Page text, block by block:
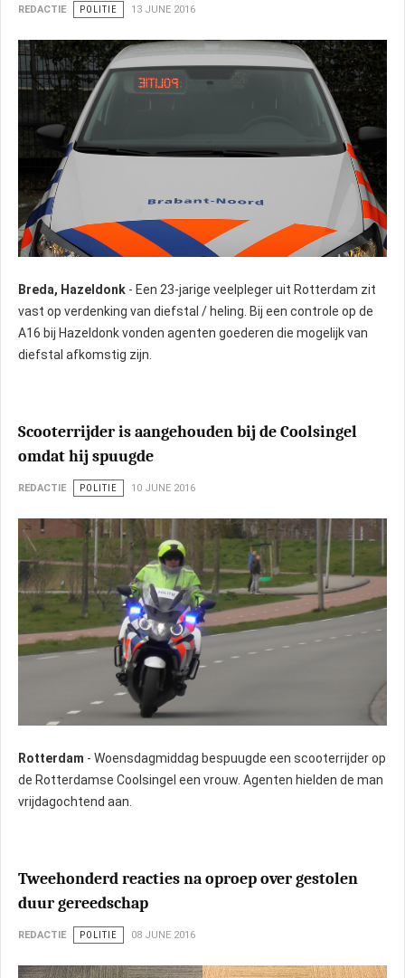
REDACTIE POLITIE 13 JUNE 2016
Breda, Hazeldonk - Een 23-jarige veelpleger uit Rotterdam zit
vast op verdenking van diefstal / heling. Bij een controle op de
A16 bij Hazeldonk vonden agenten goederen die mogelijk van
diefstal afkomstig zijn.
Scooterrijder is aangehouden bij de Coolsingel
omdat hij spuugde
REDACTIE POLITIE 10 JUNE 2016
Rotterdam - Woensdagmiddag bespuugde een scooterrijder op
de Rotterdamse Coolsingel een vrouw. Agenten hielden de man
vrijdagochtend aan.
Tweehonderd reacties na oproep over gestolen
duur gereedschap
REDACTIE POLITIE 08 JUNE 2016